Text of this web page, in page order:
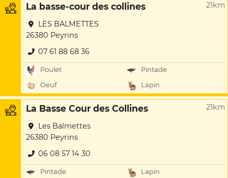
La basse-cour des collines 21km
LES BALMETTES
26380 Peyrins
07 61 88 68 36
Poulet
Pintade
Oeuf
Lapin
La Basse Cour des Collines 21km
Les Balmettes
26380 Peyrins
06 08 57 14 30
Pintade Lapin